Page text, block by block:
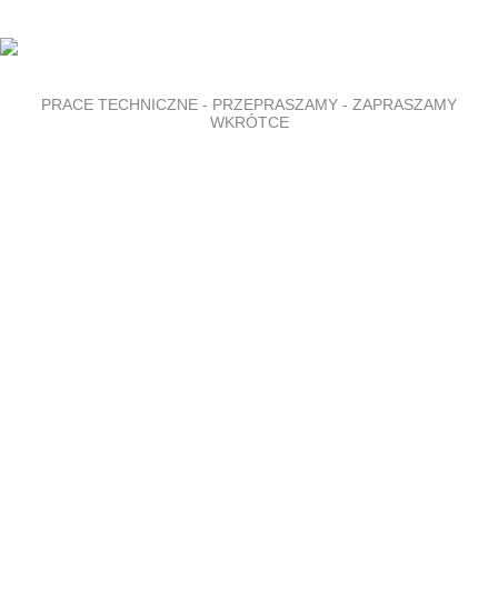
PRACE TECHNICZNE - PRZEPRASZAMY - ZAPRASZAMY
WKRÓTCE